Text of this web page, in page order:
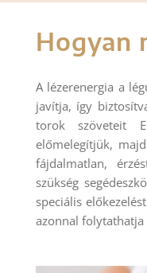
Hogyan
A lézerenergia a
javítja, így
torok szöveteit
előmelegítjük,
fájdalmatlan,
szükség
speciális
azonnal